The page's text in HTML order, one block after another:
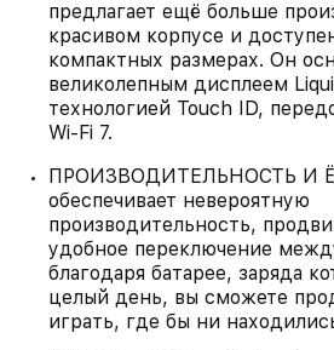
предлагает ещё больше
красивом корпусе и
компактных размерах. Он
великолепным дисплеем
технологией Touch ID,
Wi-Fi 7.
ПРОИЗВОДИТЕЛЬНОСТЬ И
обеспечивает невероятную
производительность,
удобное переключение
благодаря батарее, заряда
целый день, вы сможете
играть, где бы ни